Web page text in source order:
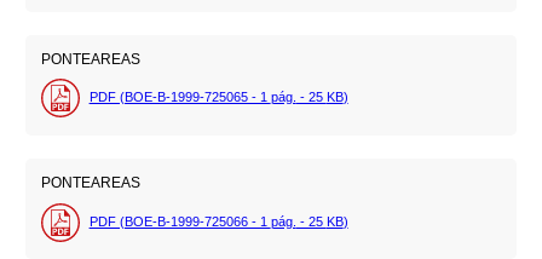
PONTEAREAS
PDF (BOE-B-1999-725065 - 1 pág. - 25 KB)
PONTEAREAS
PDF (BOE-B-1999-725066 - 1 pág. - 25 KB)